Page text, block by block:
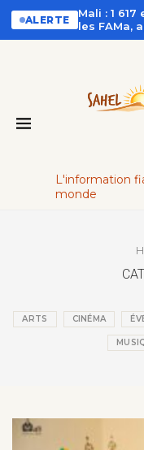
ALERTE
Mali : 1
les FAMa,
L'information
monde
ARTS CINÉMA